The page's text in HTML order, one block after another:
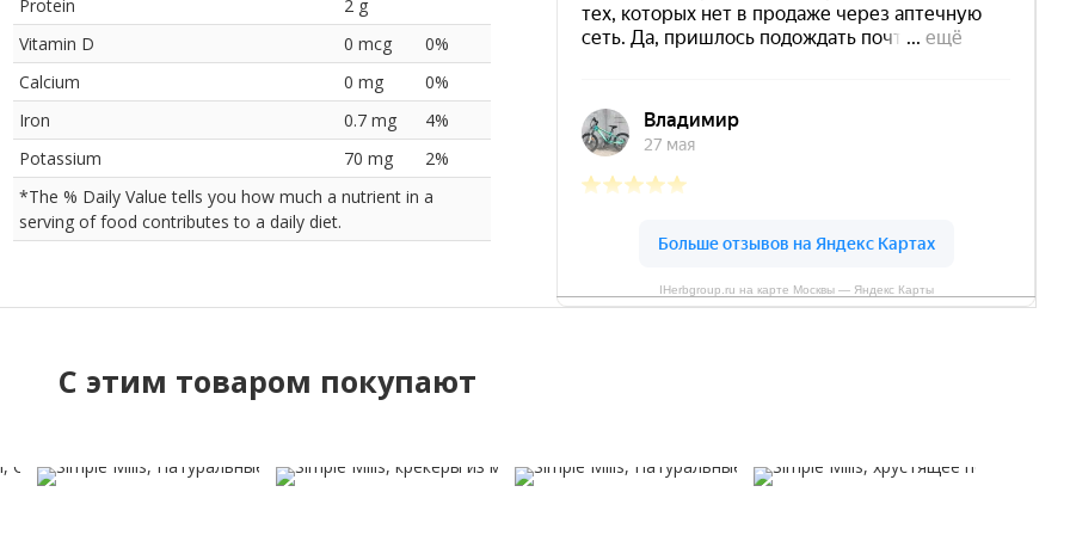
Protein
2 g
Vitamin D
0 mcg
0%
Calcium
0 mg
0%
Iron
0.7 mg
4%
Potassium
70 mg
2%
*The % Daily Value tells you how much a nutrient in a
serving of food contributes to a daily diet.
IHerbgroup.ru на карте Москвы — Яндекс Карты
C этим товаром покупают